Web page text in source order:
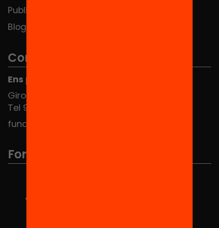
Publicacions i vídeos
Blog
Contacte
Ens pots trobar al Hub Social
Girona 34, interior 08010 Barcelona
Tel 934 588 700
fundacio@equitat.org
Formem part de...